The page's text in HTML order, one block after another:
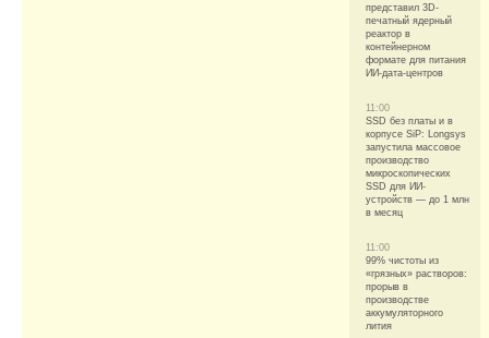
представил 3D-
печатный ядерный
реактор в
контейнерном
формате для питания
ИИ-дата-центров
11:00
SSD без платы и в
корпусе SiP: Longsys
запустила массовое
производство
микроскопических
SSD для ИИ-
устройств — до 1 млн
в месяц
11:00
99% чистоты из
«грязных» растворов:
прорыв в
производстве
аккумуляторного
лития